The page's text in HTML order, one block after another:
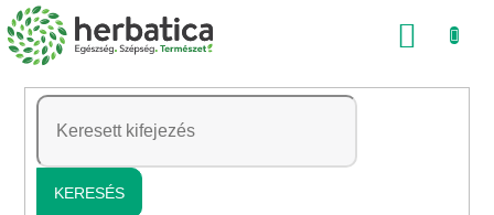
Ugrás
a
tartalomhoz
KERESÉS